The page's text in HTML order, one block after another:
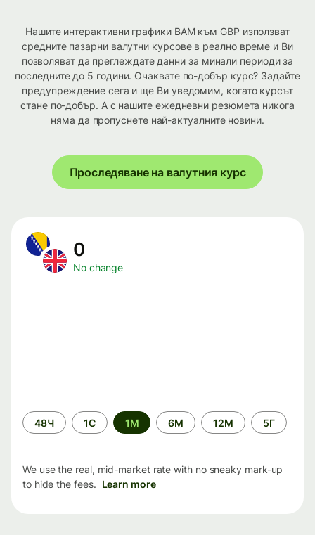
Нашите интерактивни графики BAM към GBP използват
средните пазарни валутни курсове в реално време и Ви
позволяват да преглеждате данни за минали периоди за
последните до 5 години. Очаквате по-добър курс? Задайте
предупреждение сега и ще Ви уведомим, когато курсът
стане по-добър. А с нашите ежедневни резюмета никога
няма да пропуснете най-актуалните новини.
Проследяване на валутния курс
0
No change
Time
period
48Ч 1С 1М 6М 12М 5Г
We use the real, mid-market rate with no sneaky mark-up
to hide the fees. Learn more